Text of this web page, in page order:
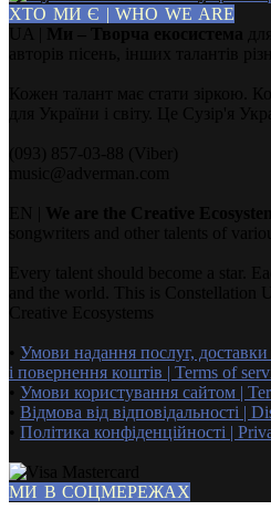
ХТО МИ Є | WHO WE ARE
Умови надання послуг, доставки
і повернення коштів | Terms of
Умови користування сайтом |
Відмова від відповідальності |
Політика конфіденційності |
МИ В СОЦМЕРЕЖАХ